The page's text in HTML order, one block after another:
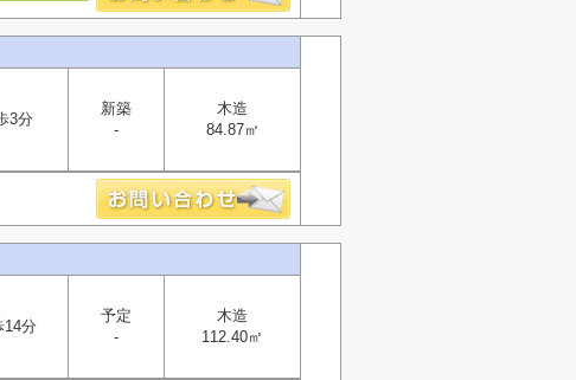
3分
新築
-
木造
84.87㎡
14分
予定
-
木造
112.40㎡